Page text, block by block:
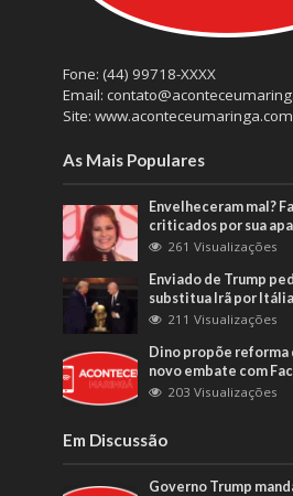
Fone: (44) 99718-XXXX
Email:
Site:
As Mais Populares
Envelheceram mal?
criticados por sua
261 Visualizações
Enviado de Trump
substitua Irã por
211 Visualizações
Dino propõe reforma
novo embate com
203 Visualizações
Em Discussão
Governo Trump